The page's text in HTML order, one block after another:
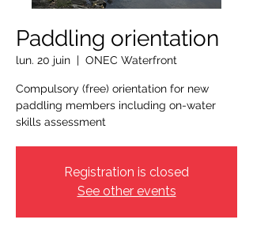
Paddling orientation
lun. 20 juin
  |
ONEC Waterfront
Compulsory (free) orientation for new
paddling members including on-water
skills assessment
Registration is closed
See other events